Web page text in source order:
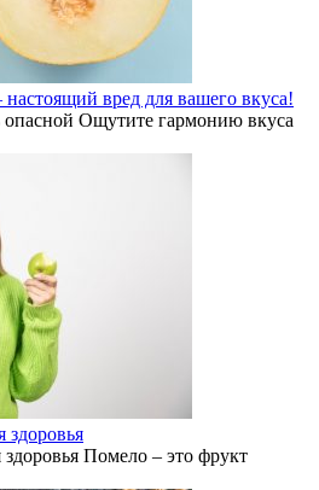
вред для вашего вкуса!
Ощутите гармонию вкуса
здоровья
Помело – это фрукт